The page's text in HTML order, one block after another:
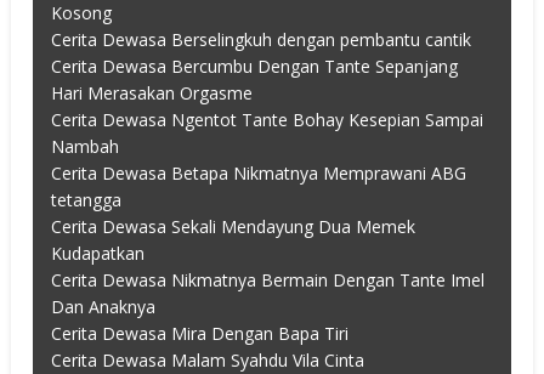
Kosong
Cerita Dewasa Berselingkuh dengan pembantu cantik
Cerita Dewasa Bercumbu Dengan Tante Sepanjang
Hari Merasakan Orgasme
Cerita Dewasa Ngentot Tante Bohay Kesepian Sampai
Nambah
Cerita Dewasa Betapa Nikmatnya Memprawani ABG
tetangga
Cerita Dewasa Sekali Mendayung Dua Memek
Kudapatkan
Cerita Dewasa Nikmatnya Bermain Dengan Tante Imel
Dan Anaknya
Cerita Dewasa Mira Dengan Bapa Tiri
Cerita Dewasa Malam Syahdu Vila Cinta